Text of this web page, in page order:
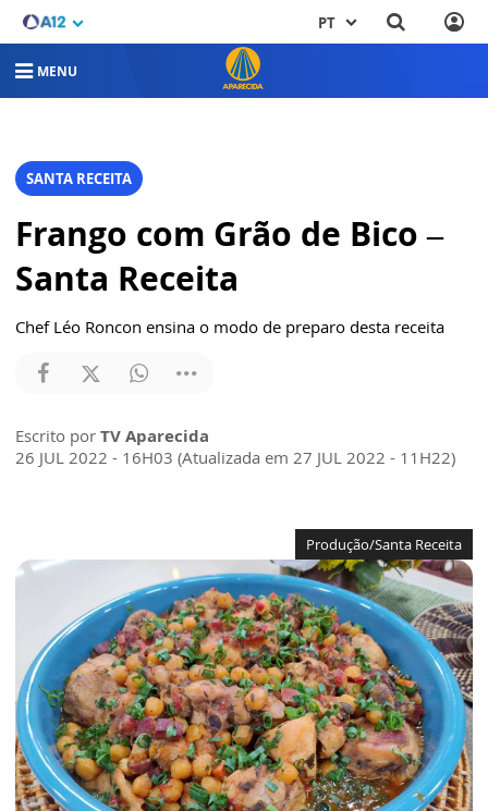
PT
MENU
SANTA RECEITA
Frango com Grão de Bico –
Santa Receita
Chef Léo Roncon ensina o modo de preparo desta receita
Escrito por TV Aparecida
26 JUL 2022 - 16H03 (Atualizada em 27 JUL 2022 - 11H22)
Produção/Santa Receita